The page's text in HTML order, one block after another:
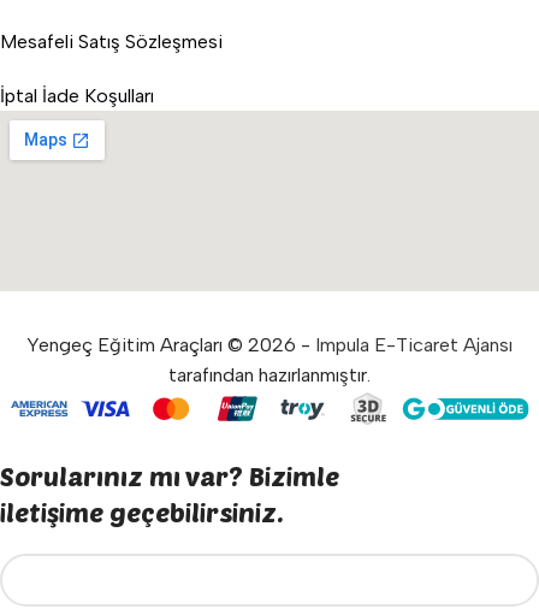
Mesafeli Satış Sözleşmesi
İptal İade Koşulları
Yengeç Eğitim Araçları © 2026 - Impula E-Ticaret Ajansı
tarafından hazırlanmıştır.
Sorularınız mı var? Bizimle
iletişime geçebilirsiniz.